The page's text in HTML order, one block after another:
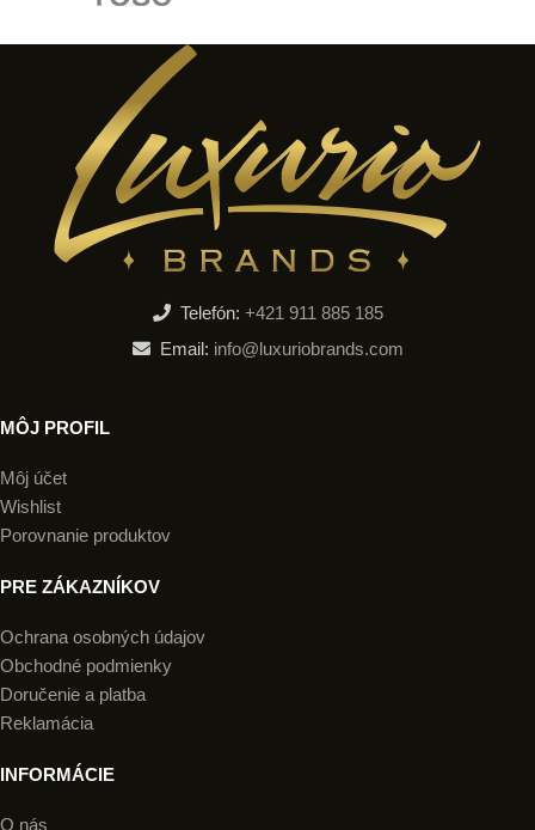
Telefón: +421 911 885 185
Email: info@luxuriobrands.com
MÔJ PROFIL
Môj účet
Wishlist
Porovnanie produktov
PRE ZÁKAZNÍKOV
Ochrana osobných údajov
Obchodné podmienky
Doručenie a platba
Reklamácia
INFORMÁCIE
O nás